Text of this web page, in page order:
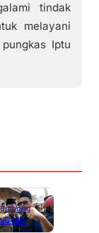
tindak
melayani
Iptu
Branding
Politik